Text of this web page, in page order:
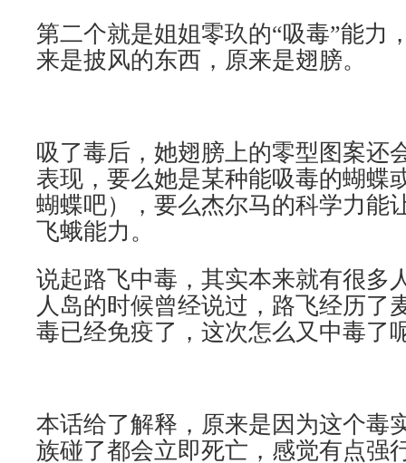
第二个就是姐姐零玖的“吸毒”能力
来是披风的东西，原来是翅膀。
吸了毒后，她翅膀上的零型图案还
表现，要么她是某种能吸毒的蝴蝶
蝴蝶吧），要么杰尔马的科学力能
飞蛾能力。
说起路飞中毒，其实本来就有很多
人岛的时候曾经说过，路飞经历了
毒已经免疫了，这次怎么又中毒了
本话给了解释，原来是因为这个毒
族碰了都会立即死亡，感觉有点